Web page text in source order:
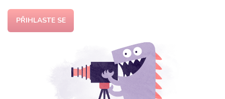
PŘIHLASTE SE